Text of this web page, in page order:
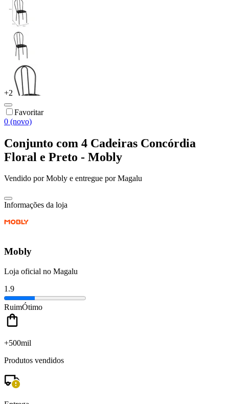
+2
Favoritar
0 (novo)
Conjunto com 4 Cadeiras Concórdia
Floral e Preto - Mobly
Vendido porMobly e entregue por Magalu
Informações da loja
Mobly
Loja oficial no Magalu
1.9
RuimÓtimo
+500mil
Produtos vendidos